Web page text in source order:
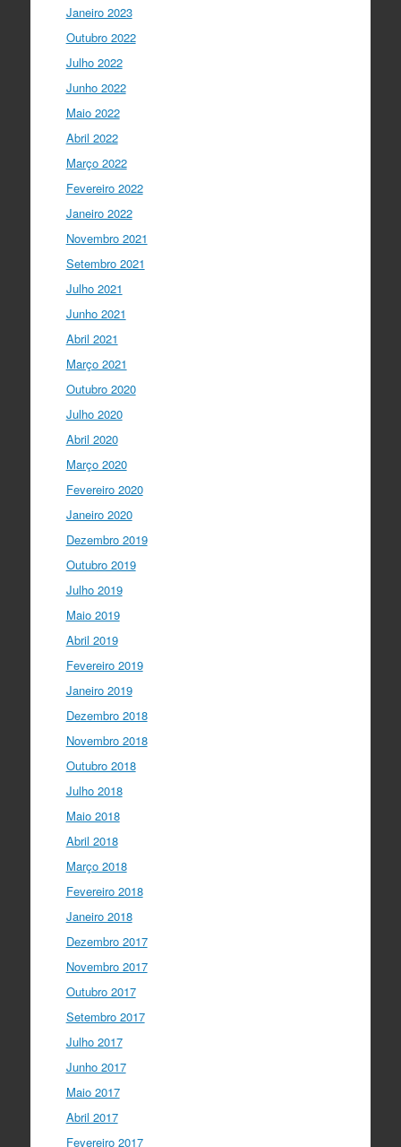
Acompanhe li…
twitter.com/i/web/status/1…
I Gulbenkian Ciência
@EMBO
@ERC_Research
@IGCiencia
Janeiro 2023
Outubro 2022
Julho 2022
Junho 2022
Maio 2022
Abril 2022
Março 2022
Fevereiro 2022
Janeiro 2022
Novembro 2021
Setembro 2021
Julho 2021
Junho 2021
Abril 2021
Março 2021
Outubro 2020
Julho 2020
Abril 2020
Março 2020
Fevereiro 2020
Janeiro 2020
Dezembro 2019
Outubro 2019
Julho 2019
Maio 2019
Abril 2019
Fevereiro 2019
Janeiro 2019
Dezembro 2018
Novembro 2018
Outubro 2018
Julho 2018
Maio 2018
Abril 2018
Março 2018
Fevereiro 2018
Janeiro 2018
Dezembro 2017
Novembro 2017
Outubro 2017
Setembro 2017
Julho 2017
Junho 2017
Maio 2017
Abril 2017
Fevereiro 2017